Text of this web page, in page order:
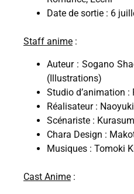
Date de sortie : 6
Staff anime :
Auteur : Sogano
(Illustrations)
Studio d’animation :
Réalisateur :
Scénariste :
Chara Design :
Musiques : Tomoki
Cast Anime :